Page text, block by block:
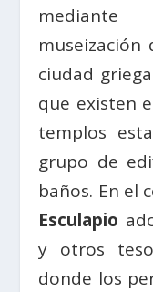
ciudad
que existen
templos
grupo de
baños. En el
Esculapio
y otros
donde los